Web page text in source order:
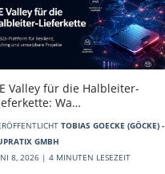
Valley für die Halbleiter-
Wa…
TOBIAS GOECKE (GÖCKE) -
GMBH
8, 2026 | 4 MINUTEN LESEZEIT